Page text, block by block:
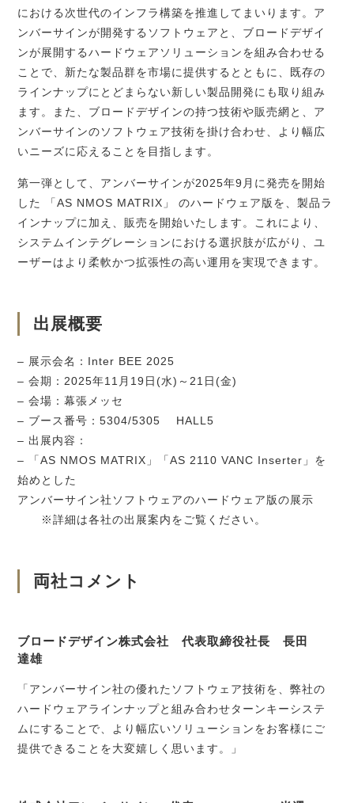
における次世代のインフラ構築を推進してまいります。ア
ンバーサインが開発するソフトウェアと、ブロードデザイ
ンが展開するハードウェアソリューションを組み合わせる
ことで、新たな製品群を市場に提供するとともに、既存の
ラインナップにとどまらない新しい製品開発にも取り組み
ます。また、ブロードデザインの持つ技術や販売網と、ア
ンバーサインのソフトウェア技術を掛け合わせ、より幅広
いニーズに応えることを目指します。
第一弾として、アンバーサインが2025年9 月に発売を開始
した 「AS NMOS MATRIX 」 のハードウェア版を、製品ラ
インナップに加え、販売を開始いたします。これにより、
システムインテグレーションにおける選択肢が広がり、ユ
ーザーはより柔軟かつ拡張性の高い運用を実現できます。
出展概要
– 展示会名： Inter BEE 2025
–会期： 2025年11 月 19 日 (水) ～ 21 日 (金)
–会場：幕張メッセ
– ブース番号：5304/5305
HALL5
– 出展内容：
–
「AS NMOS MATRIX 」「AS 2110 VANC Inserter 」を
始めとした
アンバーサイン社ソフトウェアのハードウェア版の展示
※詳細は各社の出展案内をご覧ください。
両社コメント
ブロードデザイン株式会社 代表取締役社長 長田
達雄
「アンバーサイン社の優れたソフトウェア技術を、弊社の
ハードウェアラインナップと組み合わせターンキーシステ
ムにすることで、より幅広いソリューションをお客様にご
提供できることを大変嬉しく思います。」